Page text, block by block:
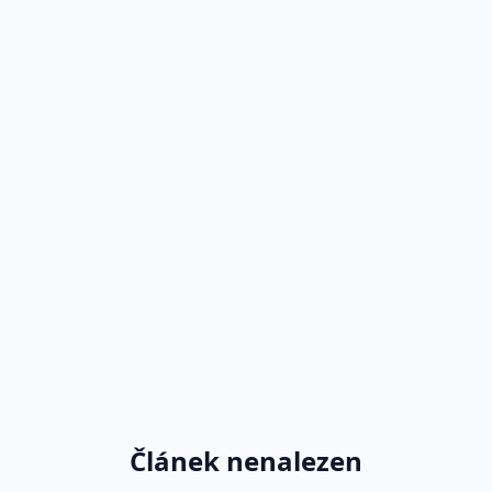
Článek nenalezen